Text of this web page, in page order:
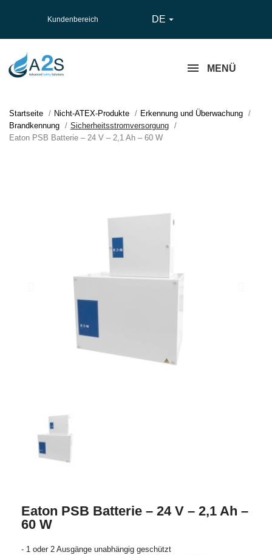
Kundenbereich DE 
MENÜ
Startseite Nicht-ATEX-Produkte
Erkennung und Überwachung
Brandkennung
Sicherheitsstromversorgung
Eaton PSB Batterie – 24 V – 2,1 Ah – 60 W
Eaton PSB Batterie – 24 V – 2,1 Ah –
60 W
- 1 oder 2 Ausgänge unabhängig geschützt